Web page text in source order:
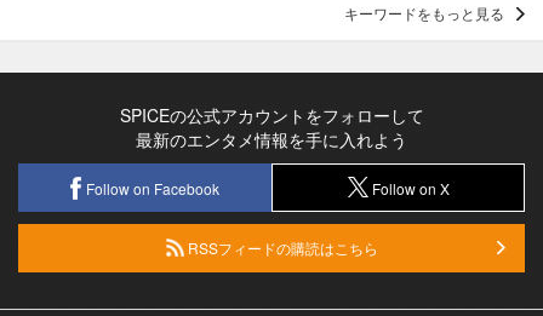
キーワードをもっと見る
SPICEの公式アカウントをフォローして
最新のエンタメ情報を手に入れよう
Follow on Facebook Follow on X
RSSフィードの購読はこちら